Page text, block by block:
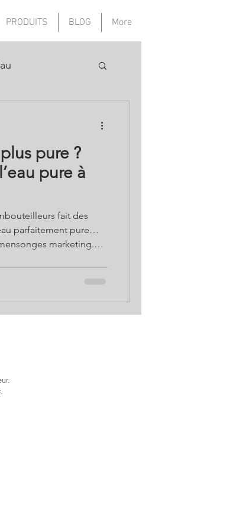
PRODUITS BLOG More
pure ?
pure à
fait des
parfaitement pure…
marketing.
écologiques pour
au naturel, sans